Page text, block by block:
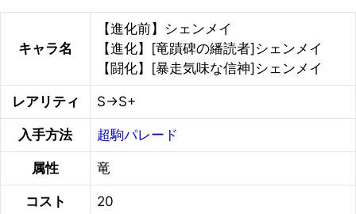
キャラ名
【進化前】シェンメイ
【進化】[竜蹟碑の繙読者]シェンメイ
【闘化】[暴走気味な信神]シェンメイ
レアリティ S→S+
入手方法 超駒パレード
属性 竜
コスト 20